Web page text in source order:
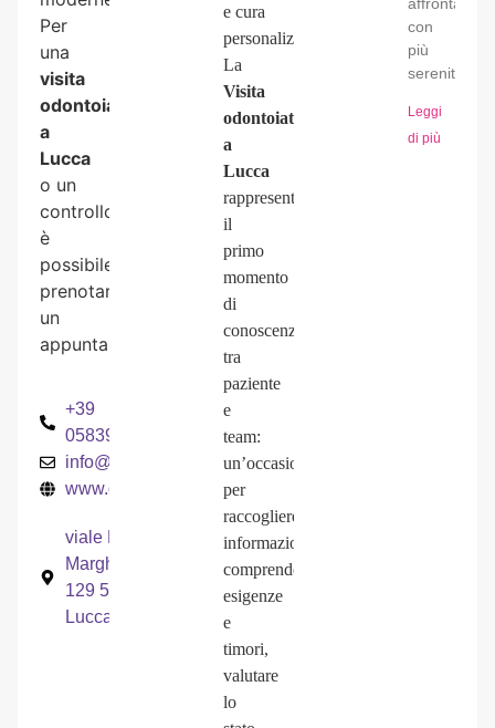
Per
una
visita
odontoiatrica
a
Lucca
o un
controllo,
è
possibile
prenotare
un
appuntamento.
+39
0583954222
info@densanea.it
www.densanea.it
viale R.
Margherita
129 55100
Lucca
e cura
personalizzata.
La
Visita
odontoiatria
a
Lucca
rappresenta
il
primo
momento
di
conoscenza
tra
paziente
e
team:
un’occasione
per
raccogliere
informazioni,
comprendere
esigenze
e
timori,
valutare
lo
affrontarla
con
più
serenità
Leggi
di più